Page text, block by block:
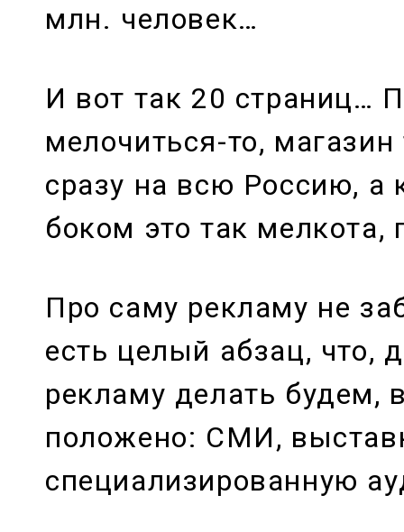
млн. человек…
И вот так 20 страниц…
мелочиться-то,
сразу на всю Россию, а
боком это так мелкота,
Про саму рекламу не
есть целый абзац, что,
рекламу делать будем,
положено: СМИ,
специализированную